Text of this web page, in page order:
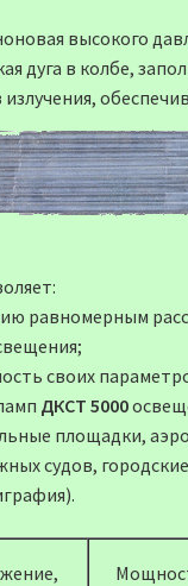
высокого
дуга в колбе,
равномерным
своих
ДКСТ 5000
площадки,
судов,